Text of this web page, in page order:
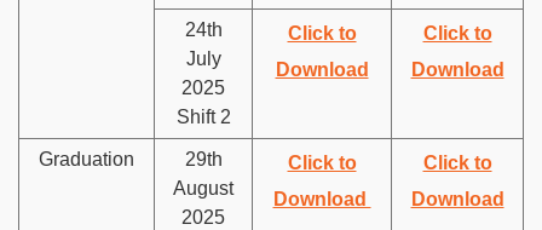
24th
July
2025
Shift 2
Click to
Download
Click to
Download
Graduation
29th
August
2025
Click to
Download
Click to
Download